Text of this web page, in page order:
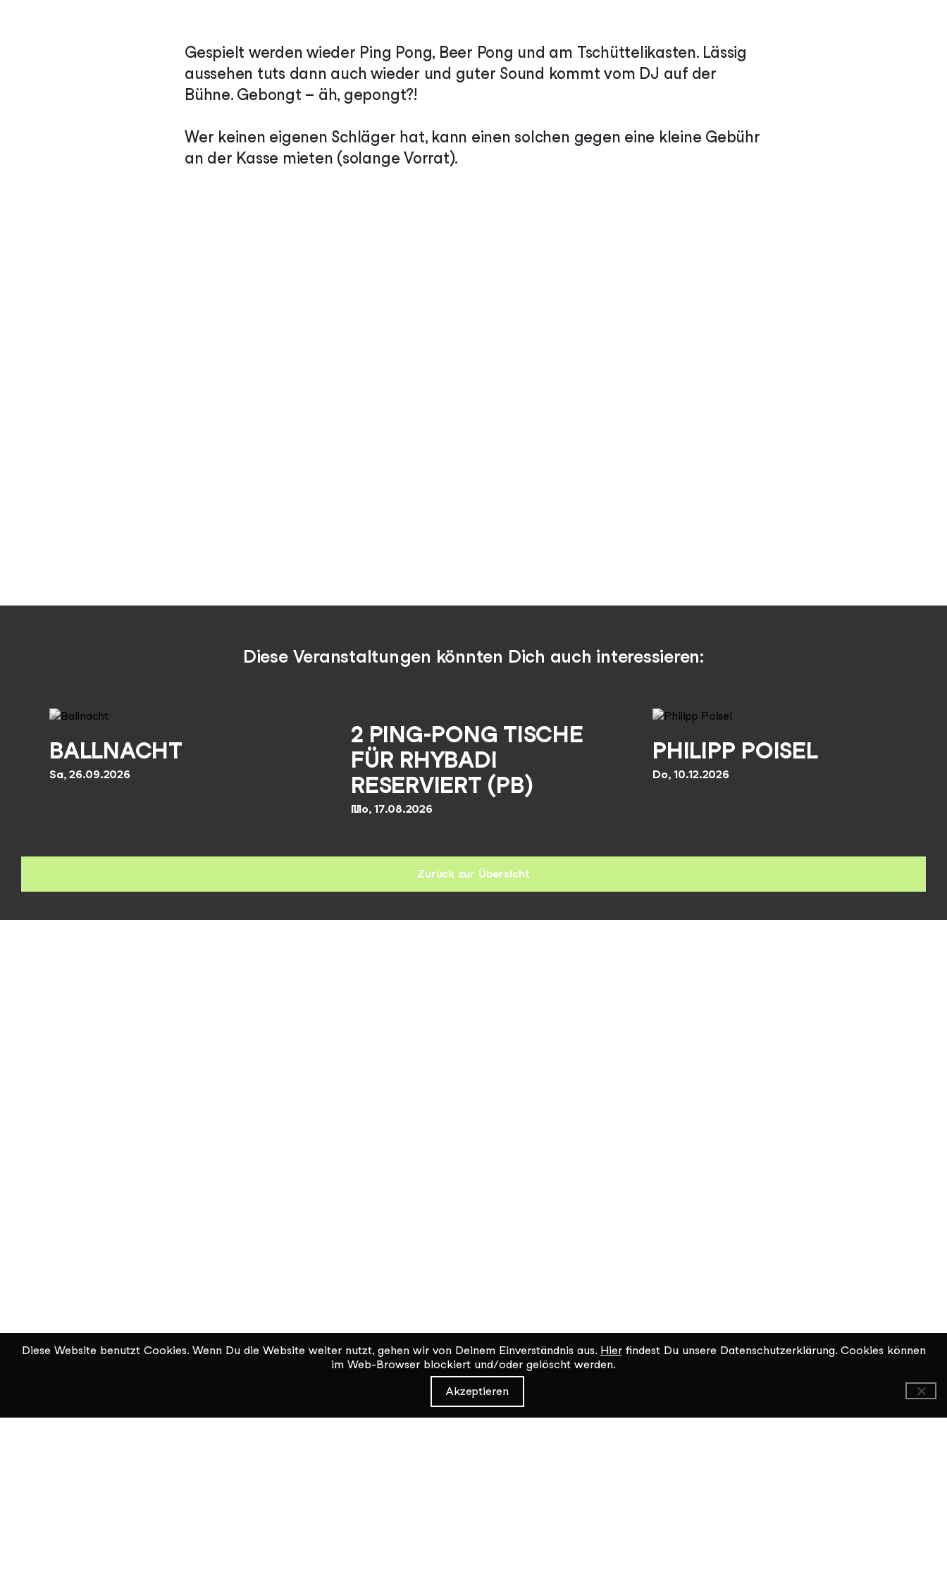
Gespielt werden wieder Ping Pong, Beer Pong und am Tschüttelikasten. Lässig
aussehen tuts dann auch wieder und guter Sound kommt vom DJ auf der
Bühne. Gebongt – äh, gepongt?!
Wer keinen eigenen Schläger hat, kann einen solchen gegen eine kleine Gebühr
an der Kasse mieten (solange Vorrat).
Diese Veranstaltungen könnten Dich auch interessieren:
BALLNACHT
Sa, 26.09.2026
2 PING-PONG TISCHE
FÜR RHYBADI
RESERVIERT (PB)
Mo, 17.08.2026
PHILIPP POISEL
Do, 10.12.2026
Zurück zur Übersicht
Diese Website benutzt Cookies. Wenn Du die Website weiter nutzt, gehen wir von Deinem Einverständnis aus. Hierfindest Du unsere Datenschutzerklärung. Cookies können
im Web-Browser blockiert und/oder gelöscht werden.
Akzeptieren